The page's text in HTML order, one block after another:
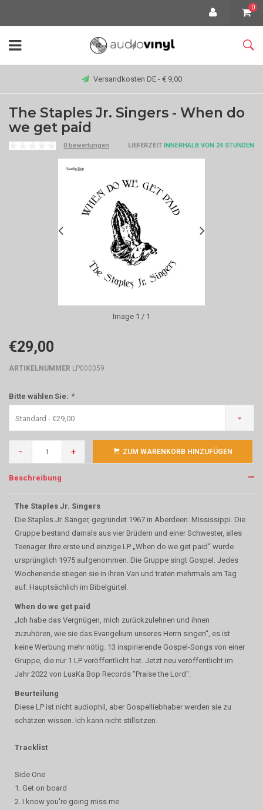
0
Versandkosten DE - € 9,00
The Staples Jr. Singers - When do
we get paid
0 bewertungen LIEFERZEIT INNERHALB VON 24 STUNDEN
Image 1 / 1
€29,00
ARTIKELNUMMER LP000359
Bitte wählen Sie: *
Standard - €29,00
- + ZUM WARENKORB HINZUFÜGEN
Beschreibung
The Staples Jr. Singers
Die Staples Jr. Sänger, gegründet 1967 in Aberdeen. Mississippi. Die
Gruppe bestand damals aus vier Brüdern und einer Schwester, alles
Teenager. Ihre erste und einzige LP „When do we get paid“ wurde
ursprünglich 1975 aufgenommen. Die Gruppe singt Gospel. Jedes
Wochenende stiegen sie in ihren Van und traten mehrmals am Tag
auf. Hauptsächlich im Bibelgürtel.
When do we get paid
„Ich habe das Vergnügen, mich zurückzulehnen und ihnen
zuzuhören, wie sie das Evangelium unseres Herrn singen“, es ist
keine Werbung mehr nötig. 13 inspirierende Gospel-Songs von einer
Gruppe, die nur 1 LP veröffentlicht hat. Jetzt neu veröffentlicht im
Jahr 2022 von LuaKa Bop Records "Praise the Lord".
Beurteilung
Diese LP ist nicht audiophil, aber Gospelliebhaber werden sie zu
schätzen wissen. Ich kann nicht stillsitzen.
Tracklist
Side One
1. Get on board
2. I know you're going miss me